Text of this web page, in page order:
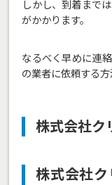
しかし、到着まで
がかかります。
なるべく早めに連
の業者に依頼する方
株式会社ク
株式会社ク